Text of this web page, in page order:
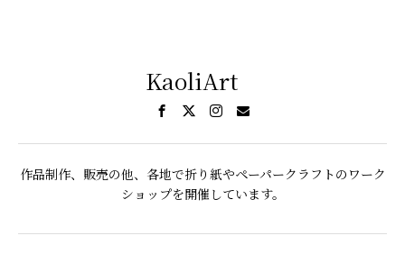
KaoliArt
作品制作、販売の他、各地で折り紙やペーパークラフトのワーク
ショップを開催しています。